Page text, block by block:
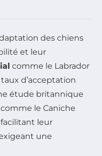
des chiens
et leur
comme le Labrador
d’acceptation
étude britannique
le Caniche
facilitant leur
une